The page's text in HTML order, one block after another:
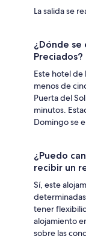
La salida se
¿Dónde se
Preciados?
Este hotel de
menos de
Puerta del
minutos.
Domingo se
¿Puedo
recibir un
Sí, este
tener
alojamiento
sobre las